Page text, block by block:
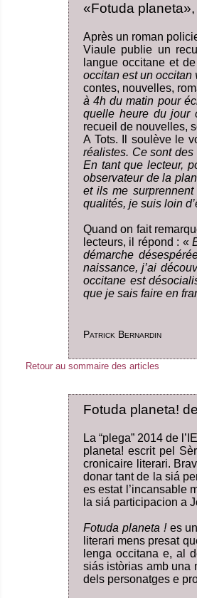
«Fotuda
Après un roman
Viaule publie un
langue occitane et
occitan est un occitan
contes, nouvelles,
à 4h du matin pour
quelle heure du jour
recueil de nouvelles,
A Tots. Il soulève le
réalistes. Ce sont
En tant que lecteur,
observateur de la
et ils me surprennent
qualités, je suis loin
Quand on fait
lecteurs, il répond : «
démarche
naissance, j’ai
occitane est
que je sais faire en
Patrick Bernardin
Retour au sommaire des articles
Fotuda planeta!
La “plega” 2014 de
planeta! escrit pel
cronicaire literari.
donar tant de la siá
es estat l’incansable
la siá participacion a
Fotuda planeta !es
literari mens presat
lenga occitana e, al
siás istòrias amb una
dels personatges e